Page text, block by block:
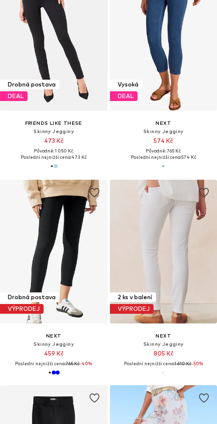
Drobná postava
DEAL
FRIENDS LIKE THESE
Skinny Jeggíny
473 Kč
Původně: 1 050 Kč
Poslední nejnižší cena:473 Kč
Vysoká
DEAL
NEXT
Skinny Jeggíny
574 Kč
Původně: 765 Kč
Poslední nejnižší cena:574 Kč
Drobná postava
VÝPRODEJ
NEXT
Skinny Jeggíny
459 Kč
Poslední nejnižší cena:765 Kč-40%
2 ks v balení
VÝPRODEJ
NEXT
Skinny Jeggíny
805 Kč
Poslední nejnižší cena:1 610 Kč-50%